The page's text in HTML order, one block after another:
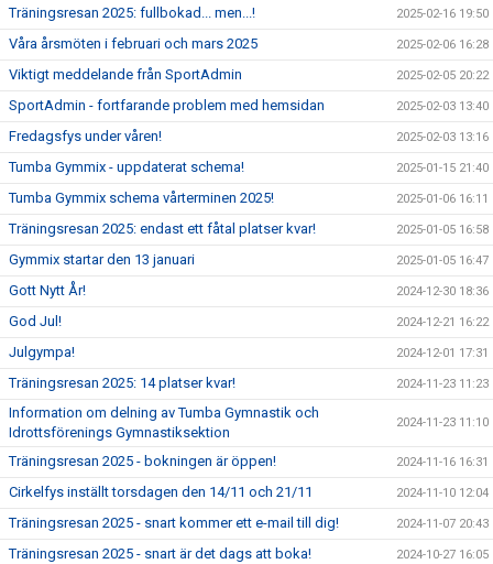
Träningsresan 2025: fullbokad... men...! 2025-02-16 19:50
Våra årsmöten i februari och mars 2025 2025-02-06 16:28
Viktigt meddelande från SportAdmin 2025-02-05 20:22
SportAdmin - fortfarande problem med hemsidan 2025-02-03 13:40
Fredagsfys under våren! 2025-02-03 13:16
Tumba Gymmix - uppdaterat schema! 2025-01-15 21:40
Tumba Gymmix schema vårterminen 2025! 2025-01-06 16:11
Träningsresan 2025: endast ett fåtal platser kvar! 2025-01-05 16:58
Gymmix startar den 13 januari 2025-01-05 16:47
Gott Nytt År! 2024-12-30 18:36
God Jul! 2024-12-21 16:22
Julgympa! 2024-12-01 17:31
Träningsresan 2025: 14 platser kvar! 2024-11-23 11:23
Information om delning av Tumba Gymnastik och
Idrottsförenings Gymnastiksektion
2024-11-23 11:10
Träningsresan 2025 - bokningen är öppen! 2024-11-16 16:31
Cirkelfys inställt torsdagen den 14/11 och 21/11 2024-11-10 12:04
Träningsresan 2025 - snart kommer ett e-mail till dig! 2024-11-07 20:43
Träningsresan 2025 - snart är det dags att boka! 2024-10-27 16:05